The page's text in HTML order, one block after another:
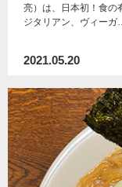
亮）は、日本初！食の
ジタリアン、ヴィーガ…
2021.05.20